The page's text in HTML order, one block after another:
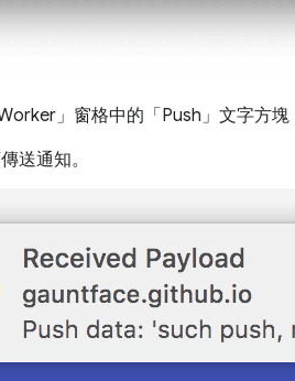
」窗格中的「Push」文字方塊
送通知。